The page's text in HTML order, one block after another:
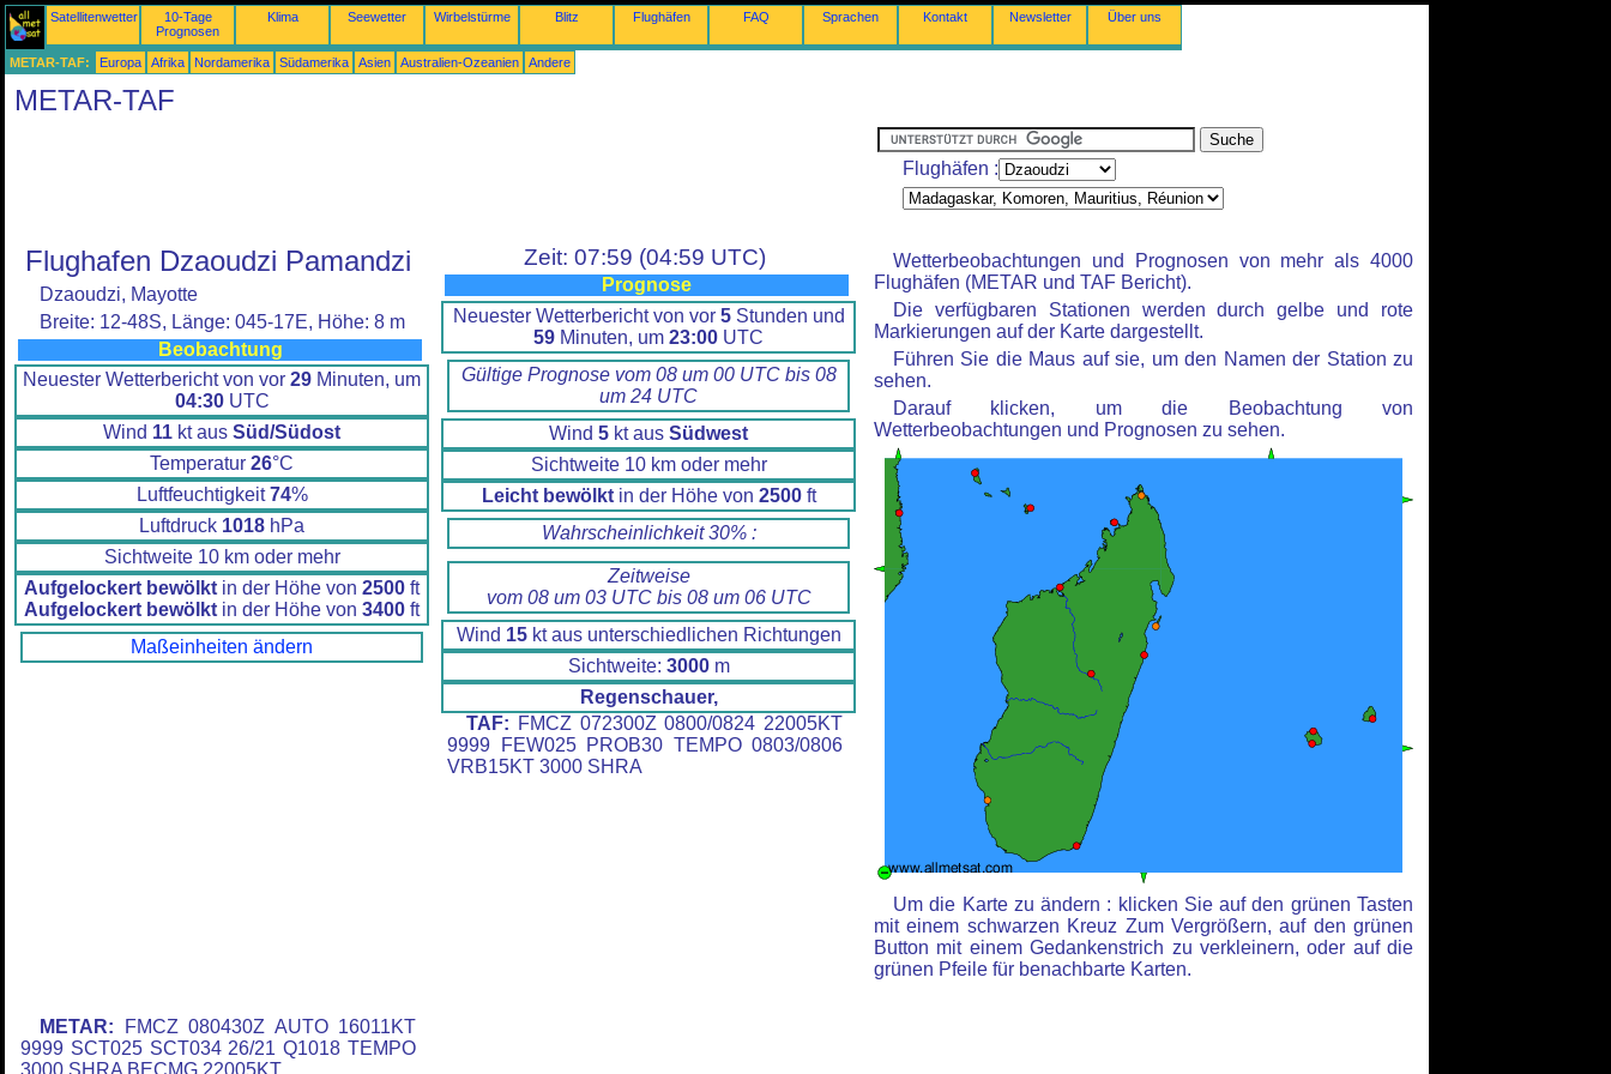
Satellitenwetter
10-Tage
Prognosen
Klima Seewetter Wirbelstürme Blitz Flughäfen FAQ Sprachen Kontakt Newsletter Über uns
METAR-TAF: Europa Afrika Nordamerika Südamerika Asien Australien-Ozeanien Andere
METAR-TAF
Flughäfen :
Flughafen Dzaoudzi Pamandzi
Dzaoudzi, Mayotte
Breite: 12-48S, Länge: 045-17E, Höhe: 8 m
Beobachtung
Neuester Wetterbericht von vor 29 Minuten, um
04:30UTC
Wind 11 kt aus Süd/Südost
Temperatur 26°C
Luftfeuchtigkeit74%
Luftdruck 1018 hPa
Sichtweite 10 km oder mehr
Aufgelockert bewölkt in der Höhe von 2500 ft
Aufgelockert bewölkt in der Höhe von 3400 ft
Maßeinheiten ändern
METAR: FMCZ 080430Z AUTO 16011KT
9999 SCT025 SCT034 26/21 Q1018 TEMPO
Zeit: 07:59 (04:59 UTC)
Prognose
Neuester Wetterbericht von vor 5Stunden und
59 Minuten, um 23:00 UTC
Gültige Prognose vom 08 um 00 UTC bis 08
um 24 UTC
Wind 5 kt aus Südwest
Sichtweite 10 km oder mehr
Leicht bewölktin der Höhe von 2500ft
Wahrscheinlichkeit 30% :
Zeitweise
vom 08 um 03 UTC bis 08 um 06 UTC
Wind 15kt aus unterschiedlichen Richtungen
Sichtweite: 3000m
Regenschauer,
TAF: FMCZ 072300Z 0800/0824 22005KT
9999 FEW025 PROB30 TEMPO 0803/0806
VRB15KT 3000 SHRA
Wetterbeobachtungen und Prognosen von mehr als 4000
Flughäfen (METAR und TAF Bericht).
Die verfügbaren Stationen werden durch gelbe und rote
Markierungen auf der Karte dargestellt.
Führen Sie die Maus auf sie, um den Namen der Station zu
sehen.
Darauf klicken, um die Beobachtung von
Wetterbeobachtungen und Prognosen zu sehen.
Um die Karte zu ändern : klicken Sie auf den grünen Tasten
mit einem schwarzen Kreuz Zum Vergrößern, auf den grünen
Button mit einem Gedankenstrich zu verkleinern, oder auf die
grünen Pfeile für benachbarte Karten.